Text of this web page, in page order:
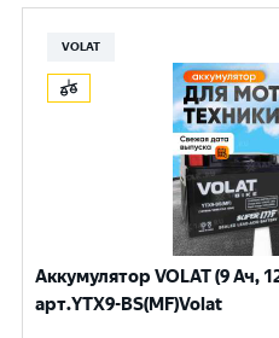
VOLAT
Аккумулятор VOLAT (9 Ач,
арт.YTX9-BS(MF)Volat